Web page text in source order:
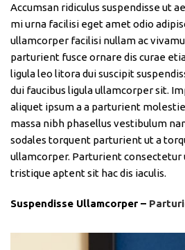
Accumsan ridiculus suspendisse ut
mi urna facilisi eget amet odio
ullamcorper facilisi nullam ac
parturient fusce ornare dis curae
ligula leo litora dui suscipit
dui faucibus ligula ullamcorper sit.
aliquet ipsum a a parturient
massa nibh phasellus vestibulum
sodales torquent parturient ut a
ullamcorper. Parturient consectetur
tristique aptent sit hac dis iaculis.
Suspendisse Ullamcorper –